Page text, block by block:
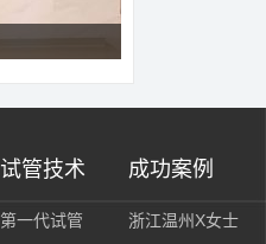
试管技术
第一代试管
成功案例
浙江温州X女士